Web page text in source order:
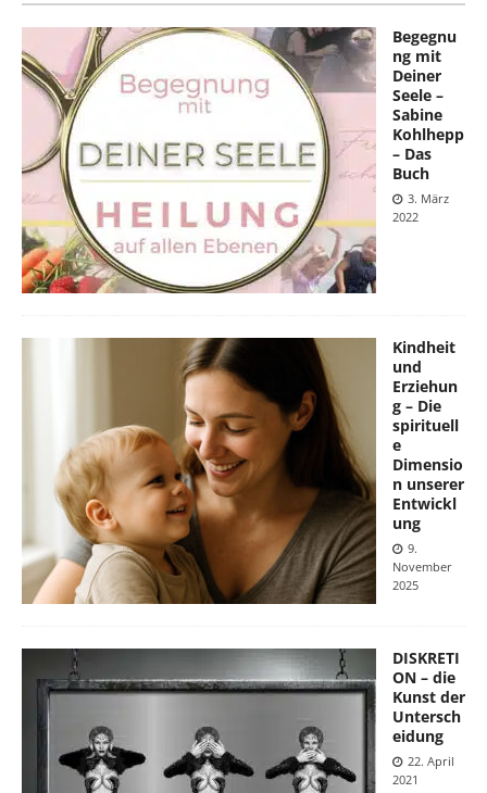
Begegnu
ng mit
Deiner
Seele –
Sabine
Kohlhepp
– Das
Buch
3. März
2022
Kindheit
und
Erziehun
g – Die
spirituell
e
Dimensio
n unserer
Entwickl
ung
9.
November
2025
DISKRETI
ON – die
Kunst der
Untersch
eidung
22. April
2021